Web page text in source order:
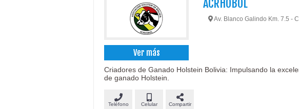
Ver más
ACRHOBOL
Av. Blanco Galindo Km. 7.5 -
Criadores de Ganado Holstein Bolivia: Impulsando la
de ganado Holstein.
Teléfono Celular Compartir